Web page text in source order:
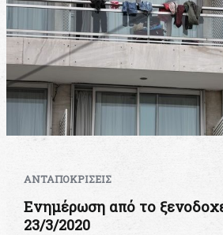
ΑΝΤΑΠΟΚΡΙΣΕΙΣ
Ενημέρωση από το
23/3/2020